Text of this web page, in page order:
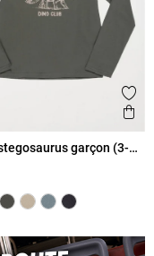
garçon (3-